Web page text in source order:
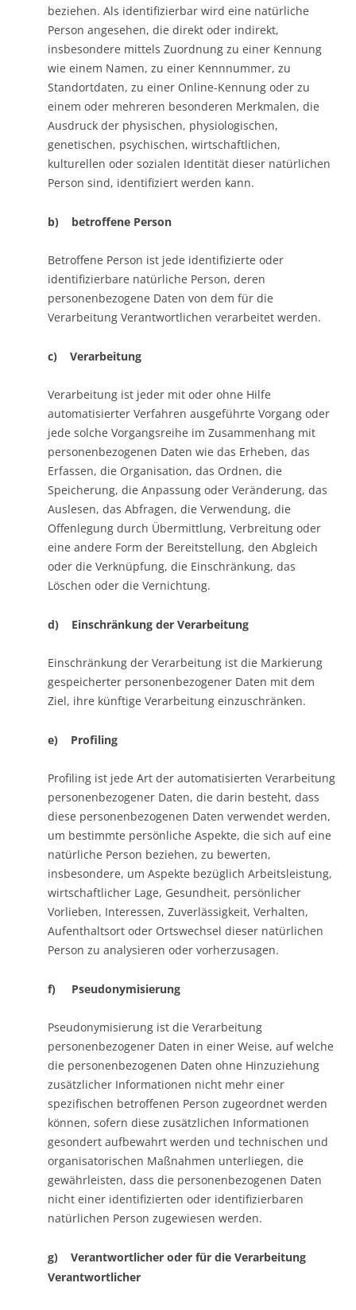
beziehen. Als identifizierbar wird eine natürliche
Person angesehen, die direkt oder indirekt,
insbesondere mittels Zuordnung zu einer Kennung
wie einem Namen, zu einer Kennnummer, zu
Standortdaten, zu einer Online-Kennung oder zu
einem oder mehreren besonderen Merkmalen, die
Ausdruck der physischen, physiologischen,
genetischen, psychischen, wirtschaftlichen,
kulturellen oder sozialen Identität dieser natürlichen
Person sind, identifiziert werden kann.
b) betroffene Person
Betroffene Person ist jede identifizierte oder
identifizierbare natürliche Person, deren
personenbezogene Daten von dem für die
Verarbeitung Verantwortlichen verarbeitet werden.
c) Verarbeitung
Verarbeitung ist jeder mit oder ohne Hilfe
automatisierter Verfahren ausgeführte Vorgang oder
jede solche Vorgangsreihe im Zusammenhang mit
personenbezogenen Daten wie das Erheben, das
Erfassen, die Organisation, das Ordnen, die
Speicherung, die Anpassung oder Veränderung, das
Auslesen, das Abfragen, die Verwendung, die
Offenlegung durch Übermittlung, Verbreitung oder
eine andere Form der Bereitstellung, den Abgleich
oder die Verknüpfung, die Einschränkung, das
Löschen oder die Vernichtung.
d) Einschränkung der Verarbeitung
Einschränkung der Verarbeitung ist die Markierung
gespeicherter personenbezogener Daten mit dem
Ziel, ihre künftige Verarbeitung einzuschränken.
e) Profiling
Profiling ist jede Art der automatisierten Verarbeitung
personenbezogener Daten, die darin besteht, dass
diese personenbezogenen Daten verwendet werden,
um bestimmte persönliche Aspekte, die sich auf eine
natürliche Person beziehen, zu bewerten,
insbesondere, um Aspekte bezüglich Arbeitsleistung,
wirtschaftlicher Lage, Gesundheit, persönlicher
Vorlieben, Interessen, Zuverlässigkeit, Verhalten,
Aufenthaltsort oder Ortswechsel dieser natürlichen
Person zu analysieren oder vorherzusagen.
f) Pseudonymisierung
Pseudonymisierung ist die Verarbeitung
personenbezogener Daten in einer Weise, auf welche
die personenbezogenen Daten ohne Hinzuziehung
zusätzlicher Informationen nicht mehr einer
spezifischen betroffenen Person zugeordnet werden
können, sofern diese zusätzlichen Informationen
gesondert aufbewahrt werden und technischen und
organisatorischen Maßnahmen unterliegen, die
gewährleisten, dass die personenbezogenen Daten
nicht einer identifizierten oder identifizierbaren
natürlichen Person zugewiesen werden.
g) Verantwortlicher oder für die Verarbeitung
Verantwortlicher